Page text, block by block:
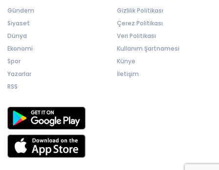
Gündem
Siyaset
Dünya
Ekonomi
Spor
Yazarlar
RSS
Gizlilik Politikası
Çerez Politikası
Veri Politikası
Kullanım Şartnamesi
Künye
İletişim